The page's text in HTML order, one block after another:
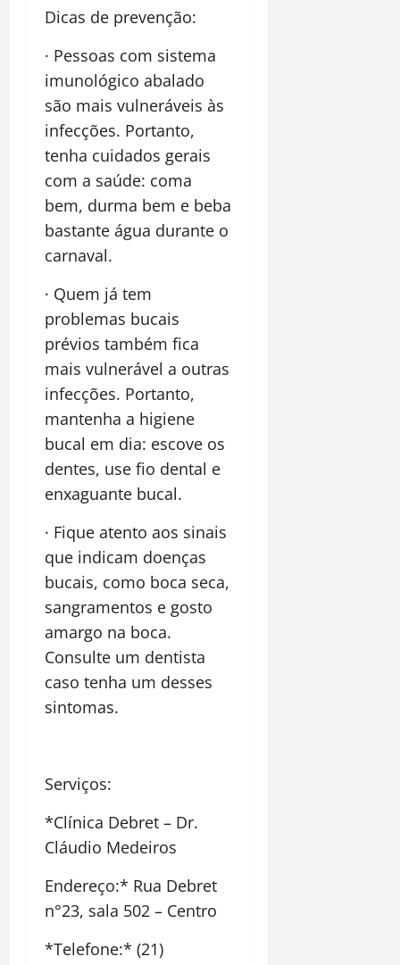
Dicas de prevenção:
· Pessoas com sistema
imunológico abalado
são mais vulneráveis às
infecções. Portanto,
tenha cuidados gerais
com a saúde: coma
bem, durma bem e beba
bastante água durante o
carnaval.
· Quem já tem
problemas bucais
prévios também fica
mais vulnerável a outras
infecções. Portanto,
mantenha a higiene
bucal em dia: escove os
dentes, use fio dental e
enxaguante bucal.
· Fique atento aos sinais
que indicam doenças
bucais, como boca seca,
sangramentos e gosto
amargo na boca.
Consulte um dentista
caso tenha um desses
sintomas.
Serviços:
*Clínica Debret – Dr.
Cláudio Medeiros
Endereço:* Rua Debret
n°23, sala 502 – Centro
*Telefone:* (21)